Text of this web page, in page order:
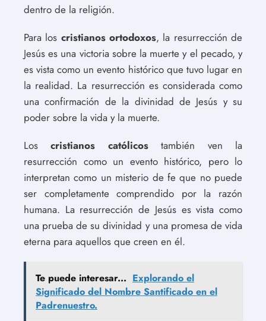
dentro de la religión.
Para los cristianos ortodoxos, la resurrección de
Jesús es una victoria sobre la muerte y el pecado, y
es vista como un evento histórico que tuvo lugar en
la realidad. La resurrección es considerada como
una confirmación de la divinidad de Jesús y su
poder sobre la vida y la muerte.
Loscristianos católicostambién ven la
resurrección como un evento histórico, pero lo
interpretan como un misterio de fe que no puede
ser completamente comprendido por la razón
humana. La resurrección de Jesús es vista como
una prueba de su divinidad y una promesa de vida
eterna para aquellos que creen en él.
Te puede interesar... Explorando el
Significado del Nombre Santificado en el
Padrenuestro.